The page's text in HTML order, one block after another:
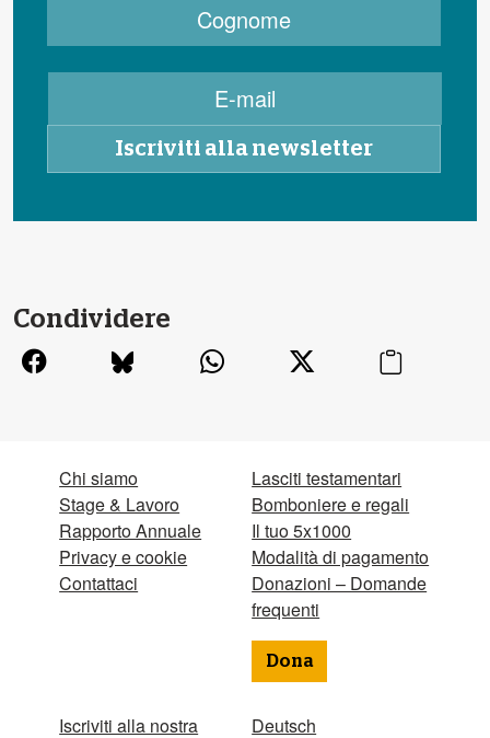
Condividere
Chi siamo
Stage & Lavoro
Rapporto Annuale
Privacy e cookie
Contattaci
Iscriviti alla nostra
Lasciti testamentari
Bomboniere e regali
Il tuo 5x1000
Modalità di pagamento
Donazioni – Domande
frequenti
Dona
Deutsch